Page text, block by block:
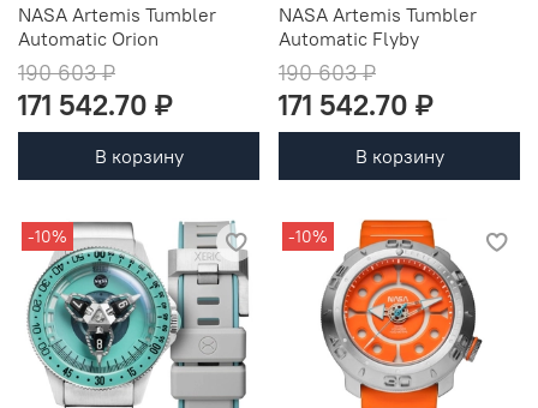
NASA Artemis Tumbler
Automatic Orion
190 603 ₽
171 542.70 ₽
В корзину
NASA Artemis Tumbler
Automatic Flyby
190 603 ₽
171 542.70 ₽
В корзину
-10% -10%